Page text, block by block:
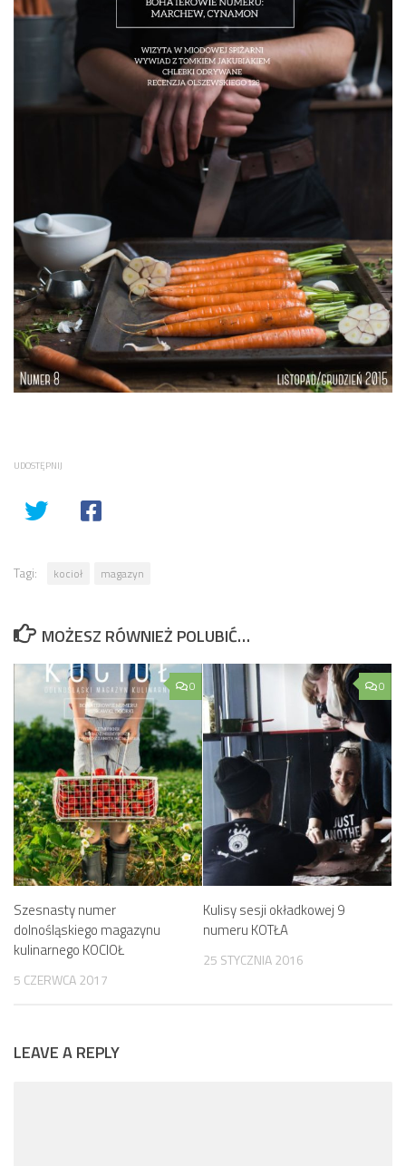
UDOSTĘPNIJ
Tagi: kocioł magazyn
MOŻESZ RÓWNIEŻ POLUBIĆ…
0
Szesnasty numer
dolnośląskiego magazynu
kulinarnego KOCIOŁ
5 CZERWCA 2017
0
Kulisy sesji okładkowej 9
numeru KOTŁA
25 STYCZNIA 2016
LEAVE A REPLY